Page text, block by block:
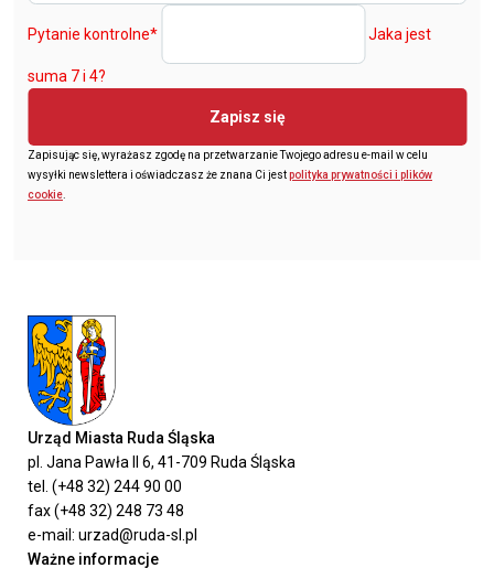
Pytanie kontrolne* Jaka jest
suma 7 i 4?
Zapisz się
Zapisując się, wyrażasz zgodę na przetwarzanie Twojego adresu e-mail w celu
wysyłki newslettera i oświadczasz że znana Ci jestpolityka prywatności i plików
cookie.
Urząd Miasta Ruda Śląska
pl. Jana Pawła II 6, 41-709 Ruda Śląska
tel. (+48 32) 244 90 00
fax (+48 32) 248 73 48
e-mail: urzad@ruda-sl.pl
Ważne informacje